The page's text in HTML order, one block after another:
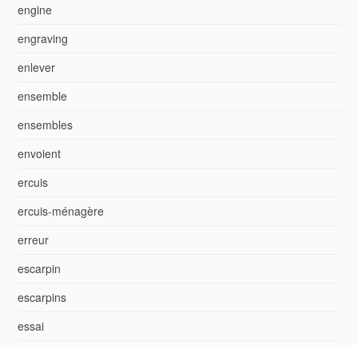
engine
engraving
enlever
ensemble
ensembles
envoient
ercuis
ercuis-ménagère
erreur
escarpin
escarpins
essai